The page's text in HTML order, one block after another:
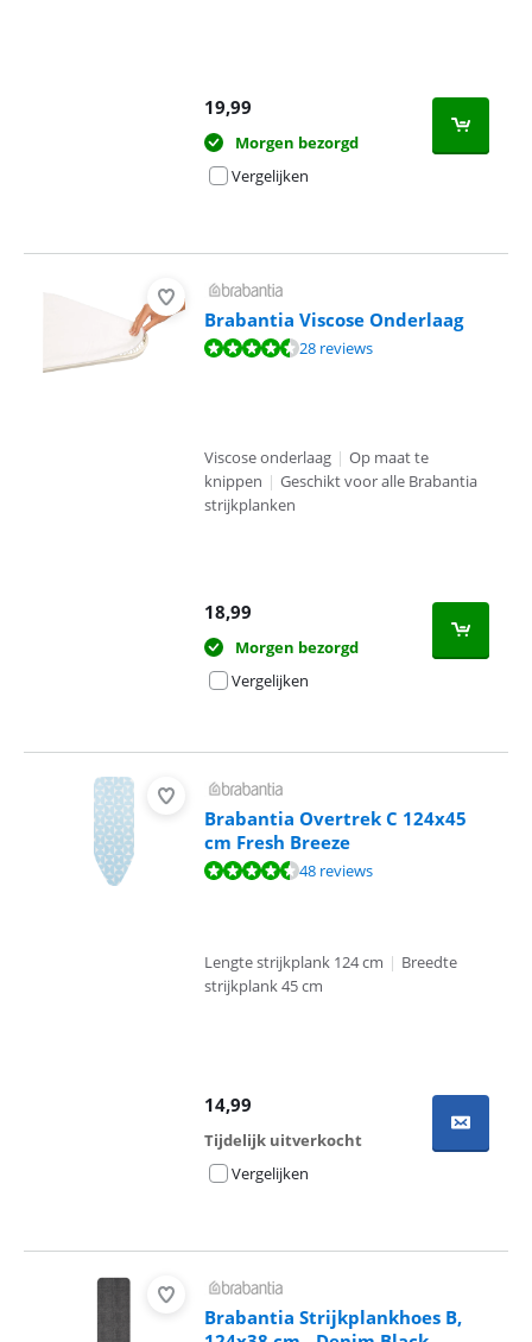
19,99
Morgen bezorgd
Vergelijken
Brabantia Viscose Onderlaag
Beoordeling is 9,2 van de 10, gebaseerd op 28 reviews.
28 reviews
Viscose onderlaag | Op maat te
knippen | Geschikt voor alle Brabantia
strijkplanken
18,99
Morgen bezorgd
Vergelijken
Brabantia Overtrek C 124x45
cm Fresh Breeze
Beoordeling is 8,7 van de 10, gebaseerd op 48 reviews.
48 reviews
Lengte strijkplank 124 cm | Breedte
strijkplank 45 cm
14,99
Tijdelijk uitverkocht
Vergelijken
Brabantia Strijkplankhoes B,